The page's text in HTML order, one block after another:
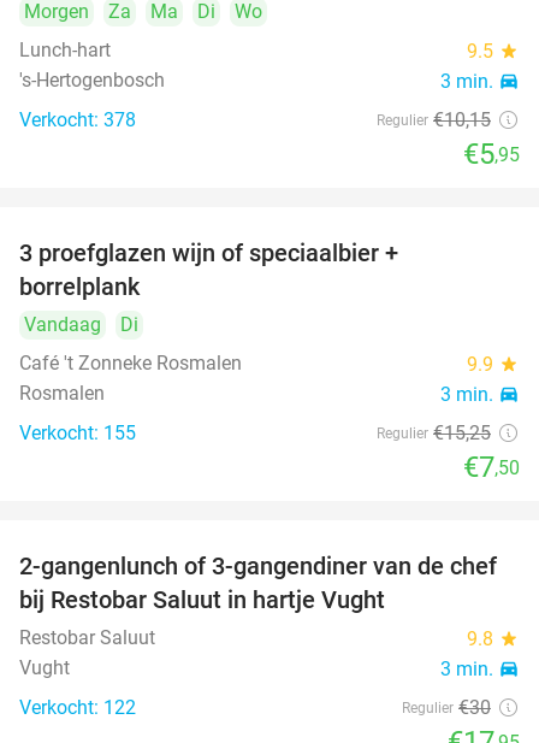
Morgen Za Ma Di
Wo
Lunch-hart
9.5 star
's-Hertogenbosch 3 min. directions_car
Verkocht: 378 Regulier €10,15
€5,95
3 proefglazen wijn of speciaalbier +
borrelplank
Vandaag
Di
Café 't Zonneke Rosmalen
9.9 star
Rosmalen 3 min. directions_car
Verkocht: 155 Regulier €15,25
€7,50
40%
2-gangenlunch of 3-gangendiner van de chef
bij Restobar Saluut in hartje Vught
Restobar Saluut 9.8 star
Vught 3 min. directions_car
Verkocht: 122 Regulier €30